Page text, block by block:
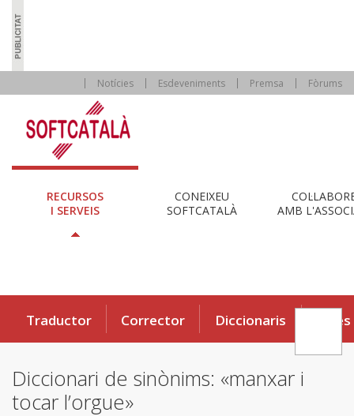
Notícies Esdeveniments Premsa Fòrums
RECURSOS
I SERVEIS
CONEIXEU
SOFTCATALÀ
AMB
Traductor Corrector Diccionaris Eines
Diccionari de sinònims: «manxar i
tocar l’orgue»